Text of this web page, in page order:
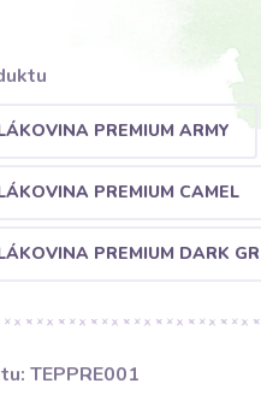
PREMIUM ARMY
PREMIUM CAMEL
PREMIUM DARK
TEPPRE001